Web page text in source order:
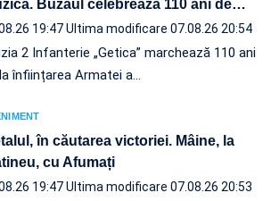
Buzăul celebrează 110 ani de…
19:47Ultima modificare 07.08.26 20:54
2 Infanterie „Getica” marchează 110 ani
înființarea Armatei a…
în căutarea victoriei. Mâine, la
cu Afumați
19:47Ultima modificare 07.08.26 20:53